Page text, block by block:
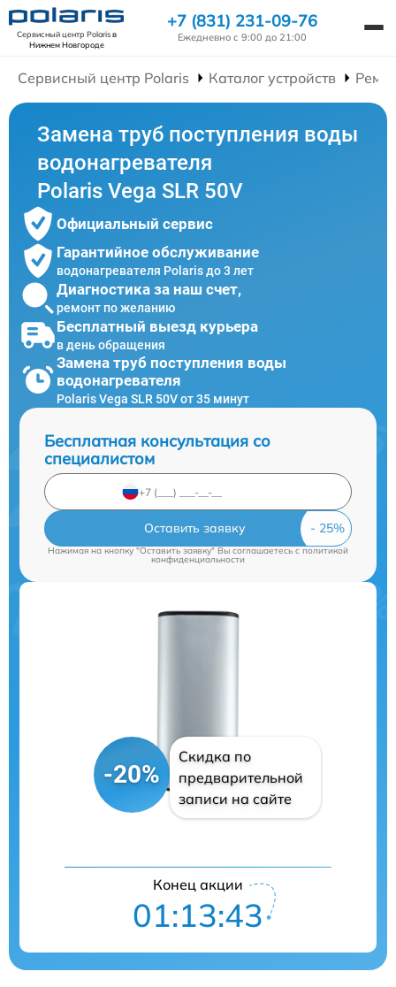
Сервисный центр Polarisв
Нижнем Новгороде
+7 (831) 231-09-76
Ежедневно с 9:00 до 21:00
Сервисный центр Polaris Каталог устройств
Замена труб поступления воды
водонагревателя
Polaris Vega SLR 50V
Официальный сервис
Гарантийное обслуживание
водонагревателя Polaris до 3 лет
Диагностика за наш счет,
ремонт по желанию
Бесплатный выезд курьера
в день обращения
Замена труб поступления воды
водонагревателя
Polaris Vega SLR 50V от 35 минут
Бесплатная консультация со
специалистом
Оставить заявку
Нажимая на кнопку "Оставить заявку" Вы соглашаетесь cполитикой
конфиденциальности
-20%
Скидка по
предварительной
записи на сайте
Конец акции
01:13:42